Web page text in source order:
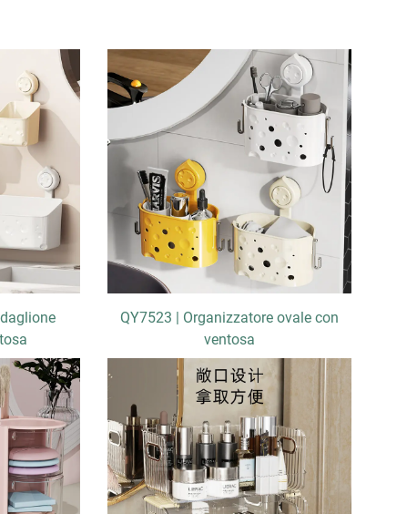
QY7523 | Organizzatore ovale con
ventosa